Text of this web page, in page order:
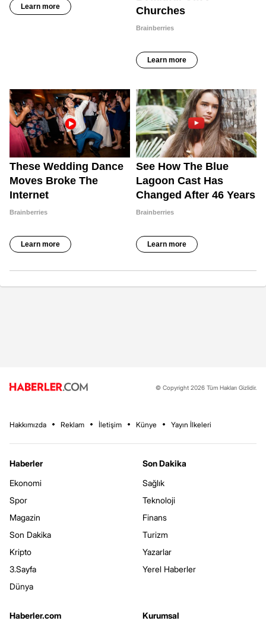
© Copyright 2026 Tüm Hakları Gizlidir.
Hakkımızda Reklam İletişim Künye Yayın İlkeleri
Haberler
Ekonomi
Spor
Magazin
Son Dakika
Kripto
3.Sayfa
Dünya
Son Dakika
Sağlık
Teknoloji
Finans
Turizm
Yazarlar
Yerel Haberler
Haberler.com
Kurumsal